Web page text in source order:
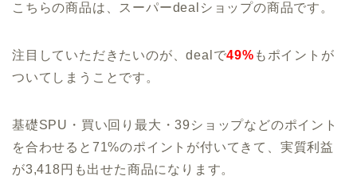
こちらの商品は、スーパーdealショップの商品です。
注目していただきたいのが、dealで49% もポイントが
ついてしまうことです。
基礎SPU・買い回り最大・39ショップなどのポイント
を合わせると71%のポイントが付いてきて、実質利益
が3,418円も出せた商品になります。